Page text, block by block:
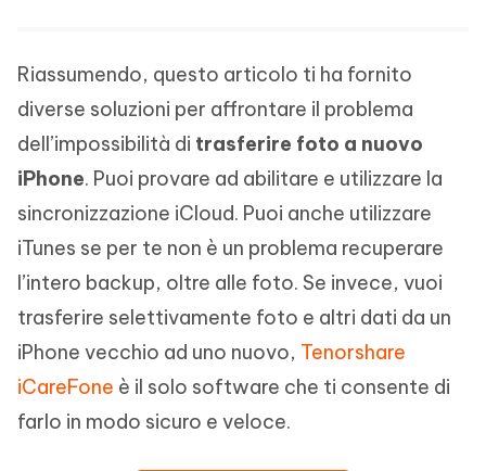
Riassumendo, questo articolo ti ha fornito
diverse soluzioni per affrontare il problema
dell’impossibilità di trasferire foto a nuovo
iPhone. Puoi provare ad abilitare e utilizzare la
sincronizzazione iCloud. Puoi anche utilizzare
iTunes se per te non è un problema recuperare
l’intero backup, oltre alle foto. Se invece, vuoi
trasferire selettivamente foto e altri dati da un
iPhone vecchio ad uno nuovo, Tenorshare
iCareFone è il solo software che ti consente di
farlo in modo sicuro e veloce.